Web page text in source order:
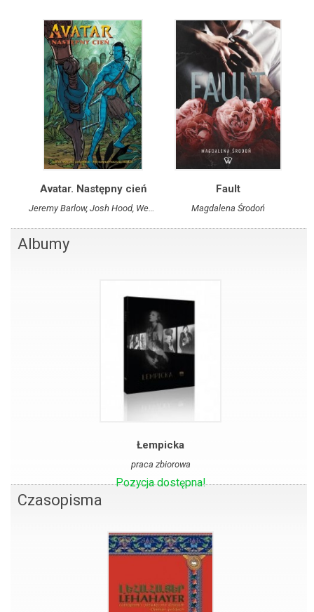
Avatar. Następny cień
Jeremy Barlow, Josh Hood, Wes Dzioba, Michael Heisler
Fault
Magdalena Środoń
Albumy
Łempicka
praca zbiorowa
Pozycja dostępna!
Czasopisma